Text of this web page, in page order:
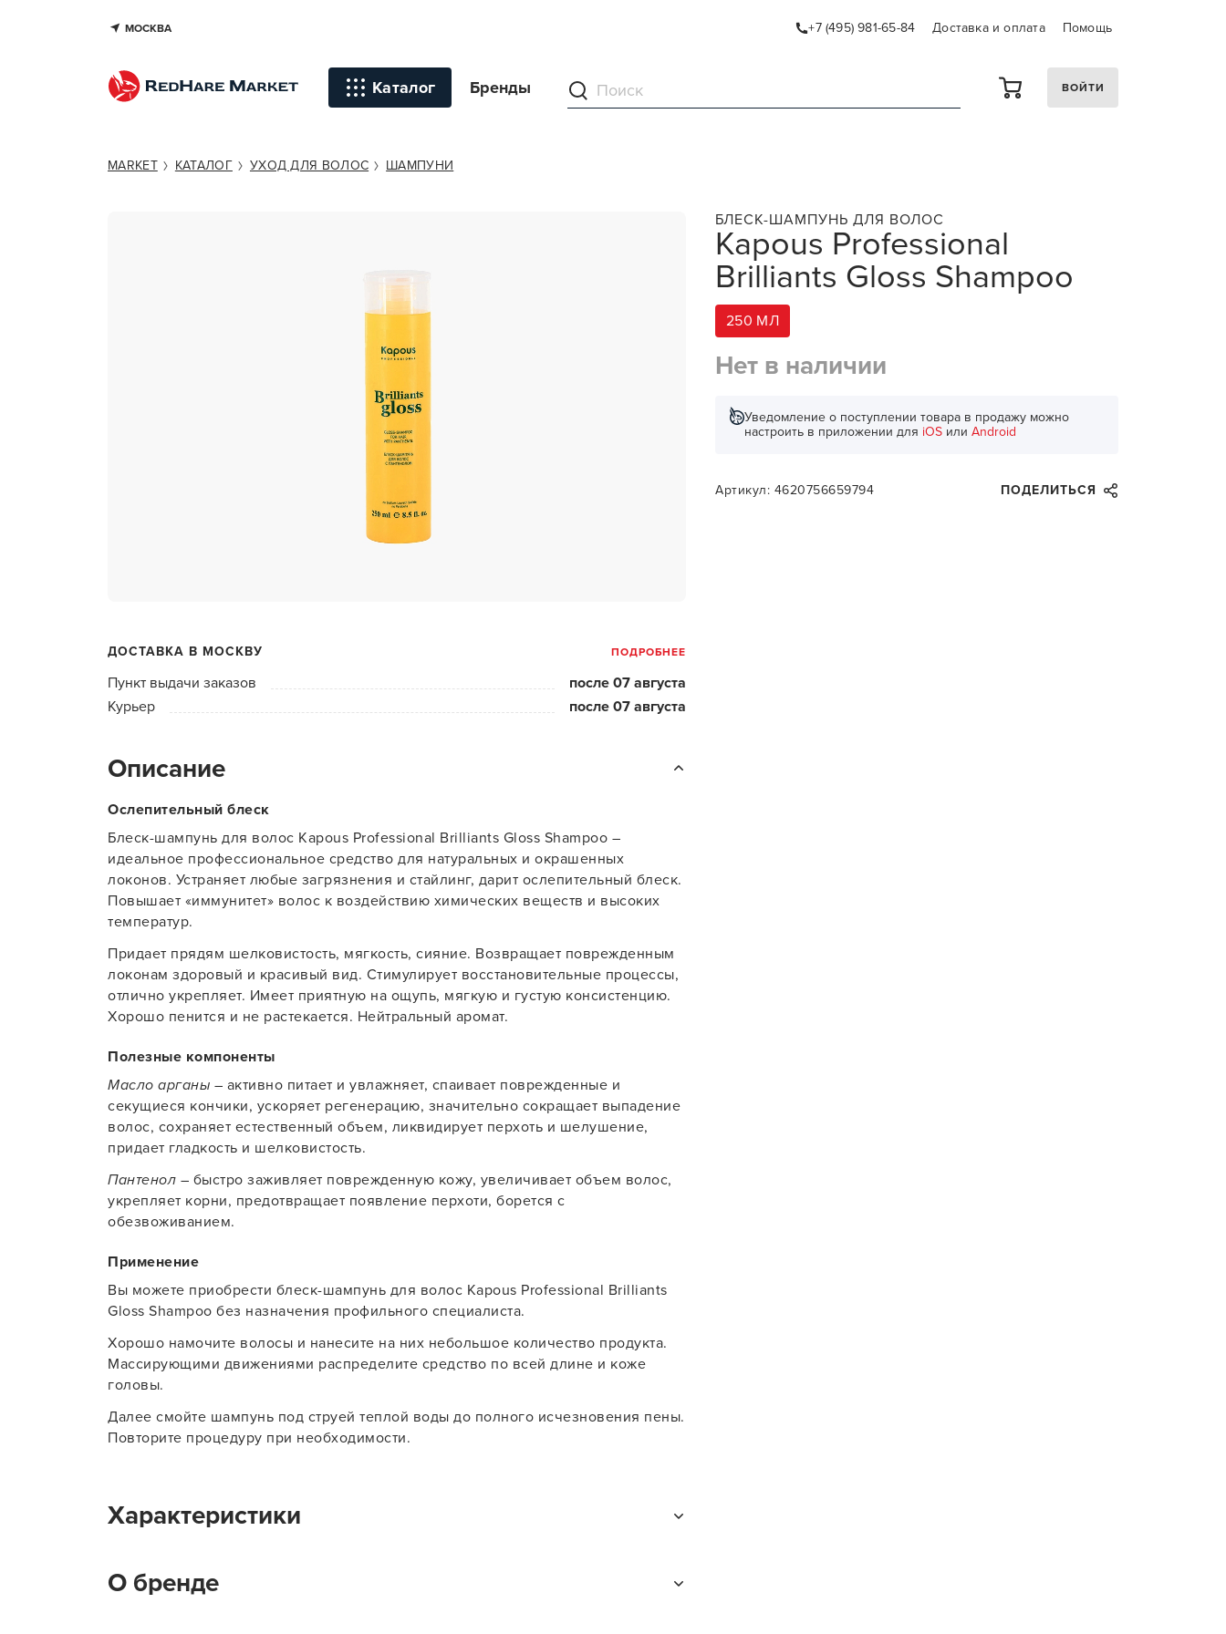
МОСКВА +7 (495) 981-65-84 Доставка и оплата Помощь
Каталог Бренды ВОЙТИ
Инструменты
Терапия волос и кожи
головы
Окрашивание и камуфляж
Средства для бритья и
ухода за бородой
Глубокая очистка и detox
Химзавивка и
химвыпрямление
фартуки и одежда
Для обучения
MARKET КАТАЛОГ УХОД ДЛЯ ВОЛОС ШАМПУНИ
Kapous Professional
Brilliants Gloss Shampoo
БЛЕСК-ШАМПУНЬ ДЛЯ ВОЛОС
250 МЛ
Нет в наличии
Уведомление о поступлении товара в продажу можно
настроить в приложении для iOS или Android
Артикул: 4620756659794 ПОДЕЛИТЬСЯ
ДОСТАВКА В МОСКВУ ПОДРОБНЕЕ
Пункт выдачи заказов
после 07 августа
Курьер
после 07 августа
Описание
Ослепительный блеск
Блеск-шампунь для волос Kapous Professional Brilliants Gloss Shampoo –
идеальное профессиональное средство для натуральных и окрашенных
локонов. Устраняет любые загрязнения и стайлинг, дарит ослепительный блеск.
Повышает «иммунитет» волос к воздействию химических веществ и высоких
температур.
Придает прядям шелковистость, мягкость, сияние. Возвращает поврежденным
локонам здоровый и красивый вид. Стимулирует восстановительные процессы,
отлично укрепляет. Имеет приятную на ощупь, мягкую и густую консистенцию.
Хорошо пенится и не растекается. Нейтральный аромат.
Полезные компоненты
Масло арганы – активно питает и увлажняет, спаивает поврежденные и
секущиеся кончики, ускоряет регенерацию, значительно сокращает выпадение
волос, сохраняет естественный объем, ликвидирует перхоть и шелушение,
придает гладкость и шелковистость.
Пантенол – быстро заживляет поврежденную кожу, увеличивает объем волос,
укрепляет корни, предотвращает появление перхоти, борется с
обезвоживанием.
Применение
Вы можете приобрести блеск-шампунь для волос Kapous Professional Brilliants
Gloss Shampoo без назначения профильного специалиста.
Хорошо намочите волосы и нанесите на них небольшое количество продукта.
Массирующими движениями распределите средство по всей длине и коже
головы.
Далее смойте шампунь под струей теплой воды до полного исчезновения пены.
Повторите процедуру при необходимости.
Характеристики
Тип товара
О бренде
для твоего смартфона!
В новом приложении RedHare Market
смотреть товары и оформлять заказы —
УСТАНОВЛЮ ПОЗЖЕ